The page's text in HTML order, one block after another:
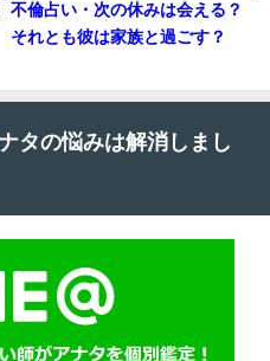
不倫占い・次の休みは会える？
それとも彼は家族と過ごす？
タの悩みは解消しまし